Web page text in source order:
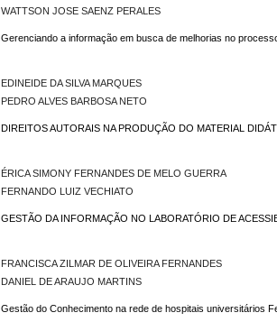
WATTSON JOSE SAENZ PERALES
Gerenciando a informação em busca de melhorias no
EDINEIDE DA SILVA MARQUES
PEDRO ALVES BARBOSA NETO
DIREITOS AUTORAIS NA PRODUÇÃO DO MATERIAL
ÉRICA SIMONY FERNANDES DE MELO GUERRA
FERNANDO LUIZ VECHIATO
GESTÃO DA INFORMAÇÃO NO LABORATÓRIO DE
FRANCISCA ZILMAR DE OLIVEIRA FERNANDES
DANIEL DE ARAUJO MARTINS
Gestão do Conhecimento na rede de hospitais universitários